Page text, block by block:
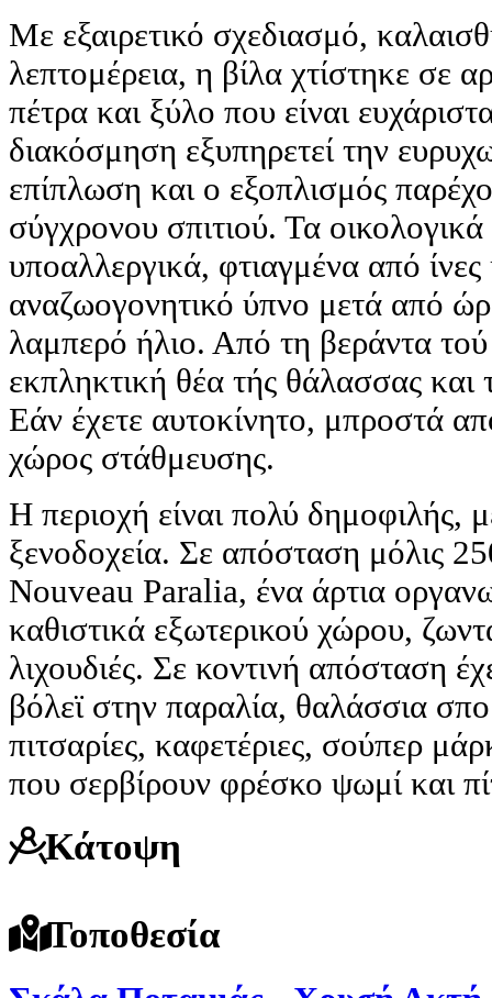
Με εξαιρετικό σχεδιασμό,
λεπτομέρεια, η βίλα χτίστηκε σε
πέτρα και ξύλο που είναι
διακόσμηση εξυπηρετεί την
επίπλωση και ο εξοπλισμός
σύγχρονου σπιτιού. Τα
υποαλλεργικά, φτιαγμένα από
αναζωογονητικό ύπνο μετά από
λαμπερό ήλιο. Από τη βεράντα
εκπληκτική θέα τής θάλασσας
Εάν έχετε αυτοκίνητο, μπροστά
χώρος στάθμευσης.
Η περιοχή είναι πολύ δημοφιλής,
ξενοδοχεία. Σε απόσταση μόλις
Nouveau Paralia, ένα άρτια
καθιστικά εξωτερικού χώρου,
λιχουδιές. Σε κοντινή απόσταση
βόλεϊ στην παραλία, θαλάσσια
πιτσαρίες, καφετέριες, σούπερ
που σερβίρουν φρέσκο ψωμί και
Κάτοψη
Τοποθεσία